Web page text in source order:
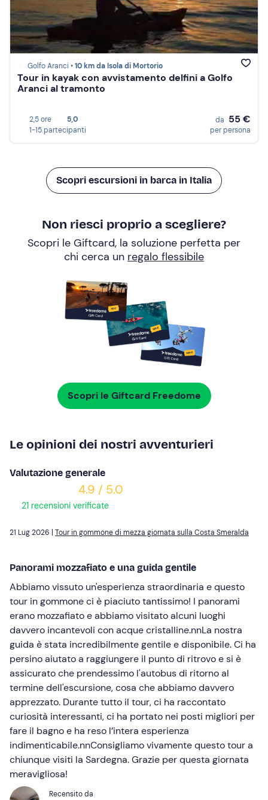
Golfo Aranci •10 km da Isola di Mortorio
Tour in kayak con avvistamento delfini a Golfo
Aranci al tramonto
2,5 ore
5,0
1-15 partecipanti
da 55 €
per persona
Scopri escursioni in barca in Italia
Non riesci proprio a scegliere?
Scopri le Giftcard, la soluzione perfetta per
chi cerca un regalo flessibile
Scopri le Giftcard Freedome
Le opinioni dei nostri avventurieri
Valutazione generale
4.9 / 5.0
21 recensioni verificate
21 Lug 2026 | Tour in gommone di mezza giornata sulla Costa Smeralda
Panorami mozzafiato e una guida gentile
Abbiamo vissuto un'esperienza straordinaria e questo
tour in gommone ci è piaciuto tantissimo! I panorami
erano mozzafiato e abbiamo visitato alcuni luoghi
davvero incantevoli con acque cristalline.nnLa nostra
guida è stata incredibilmente gentile e disponibile. Ci ha
persino aiutato a raggiungere il punto di ritrovo e si è
assicurato che prendessimo l'autobus di ritorno al
termine dell'escursione, cosa che abbiamo davvero
apprezzato. Durante tutto il tour, ci ha raccontato
curiosità interessanti, ci ha portato nei posti migliori per
fare il bagno e ha reso l’intera esperienza
indimenticabile.nnConsigliamo vivamente questo tour a
chiunque visiti la Sardegna. Grazie per questa giornata
meravigliosa!
Recensito da